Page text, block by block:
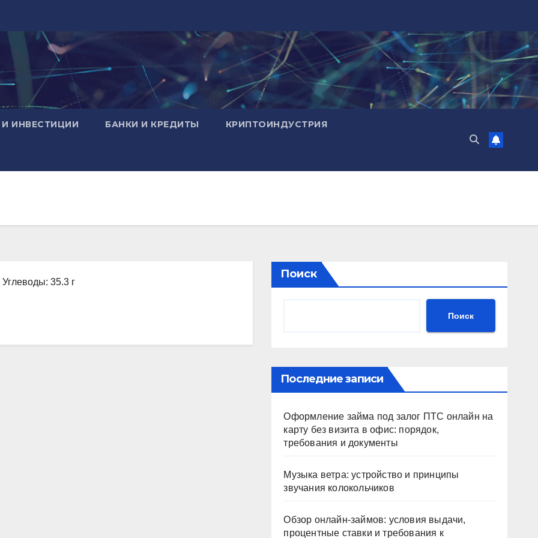
И ИНВЕСТИЦИИ БАНКИ И КРЕДИТЫ КРИПТОИНДУСТРИЯ
35.3 г
Поиск
Поиск
Последние записи
Оформление займа под залог ПТС онлайн на
карту без визита в офис: порядок,
требования и документы
Музыка ветра: устройство и принципы
звучания колокольчиков
Обзор онлайн-займов: условия выдачи,
процентные ставки и требования к